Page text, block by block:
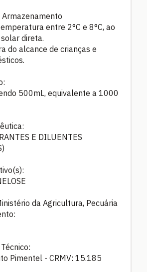
Armazenamento
entre 2°C e 8°C, ao
direta.
do alcance de crianças e
500mL, equivalente a 1000
E DILUENTES
da Agricultura, Pecuária
Pimentel - CRMV: 15.185